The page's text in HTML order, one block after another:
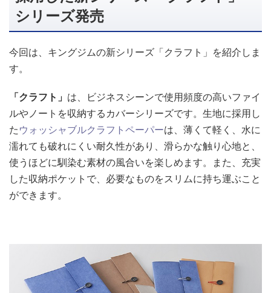
シリーズ発売
今回は、キングジムの新シリーズ「クラフト」を紹介しま
す。
「クラフト」 は、ビジネスシーンで使用頻度の高いファイ
ルやノートを収納するカバーシリーズです。生地に採用し
た ウォッシャブルクラフトペーパーは、薄くて軽く、水に
濡れても破れにくい耐久性があり、滑らかな触り心地と、
使うほどに馴染む素材の風合いを楽しめます。また、充実
した収納ポケットで、必要なものをスリムに持ち運ぶこと
ができます。